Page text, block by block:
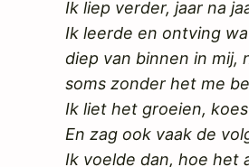
Ik liep verder, jaar na
Ik leerde en ontving
diep van binnen in mij,
soms zonder het me
Ik liet het groeien,
En zag ook vaak de
Ik voelde dan, hoe het